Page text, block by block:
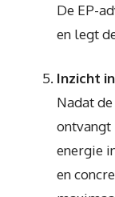
De EP-
en legt
Inzicht
Nadat
ontvangt
energie
en